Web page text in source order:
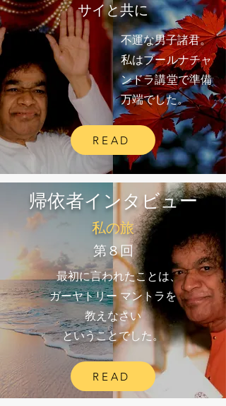
サイと共に
不運な男子諸君。
私はプールナチャ
ンドラ講堂で準備
万端でした。
READ
​帰依者インタビュー​
​私の旅
​第８回
最初に言われたことは、
ガーヤトリー マントラを
教えなさい
ということでした。
READ